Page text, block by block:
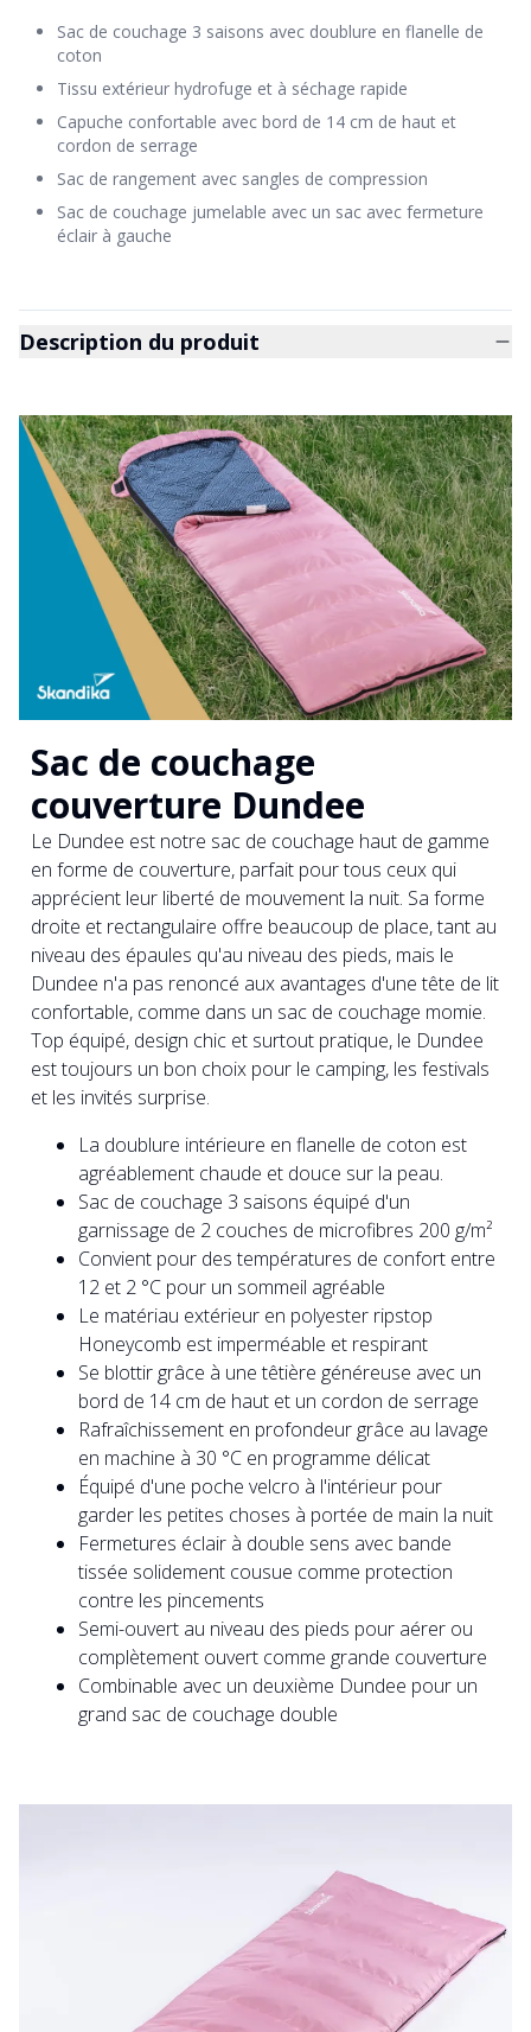
Sac de couchage 3 saisons avec doublure en flanelle de
coton
Tissu extérieur hydrofuge et à séchage rapide
Capuche confortable avec bord de 14 cm de haut et
cordon de serrage
Sac de rangement avec sangles de compression
Sac de couchage jumelable avec un sac avec fermeture
éclair à gauche
Description du produit
Sac de couchage
couverture Dundee
Le Dundee est notre sac de couchage haut de gamme
en forme de couverture, parfait pour tous ceux qui
apprécient leur liberté de mouvement la nuit. Sa forme
droite et rectangulaire offre beaucoup de place, tant au
niveau des épaules qu'au niveau des pieds, mais le
Dundee n'a pas renoncé aux avantages d'une tête de lit
confortable, comme dans un sac de couchage momie.
Top équipé, design chic et surtout pratique, le Dundee
est toujours un bon choix pour le camping, les festivals
et les invités surprise.
La doublure intérieure en flanelle de coton est
agréablement chaude et douce sur la peau.
Sac de couchage 3 saisons équipé d'un
garnissage de 2 couches de microfibres 200 g/m²
Convient pour des températures de confort entre
12 et 2 °C pour un sommeil agréable
Le matériau extérieur en polyester ripstop
Honeycomb est imperméable et respirant
Se blottir grâce à une têtière généreuse avec un
bord de 14 cm de haut et un cordon de serrage
Rafraîchissement en profondeur grâce au lavage
en machine à 30 °C en programme délicat
Équipé d'une poche velcro à l'intérieur pour
garder les petites choses à portée de main la nuit
Fermetures éclair à double sens avec bande
tissée solidement cousue comme protection
contre les pincements
Semi-ouvert au niveau des pieds pour aérer ou
complètement ouvert comme grande couverture
Combinable avec un deuxième Dundee pour un
grand sac de couchage double